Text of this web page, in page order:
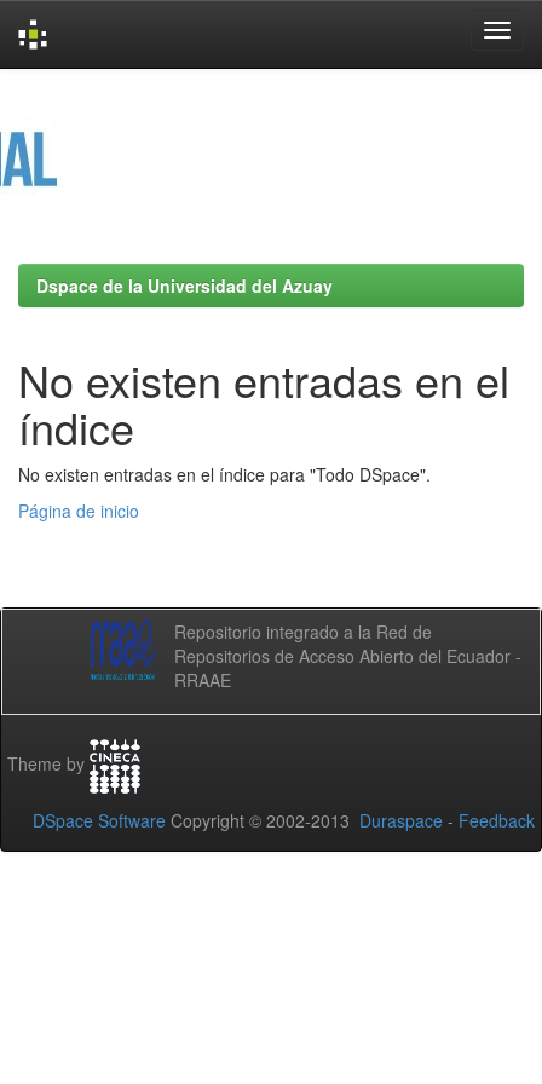
Dspace de la Universidad del Azuay
No existen entradas en el
índice
No existen entradas en el índice para "Todo DSpace".
Página de inicio
Repositorio integrado a la Red de
Repositorios de Acceso Abierto del Ecuador -
RRAAE
Theme by
DSpace Software Copyright © 2002-2013 Duraspace - Feedback